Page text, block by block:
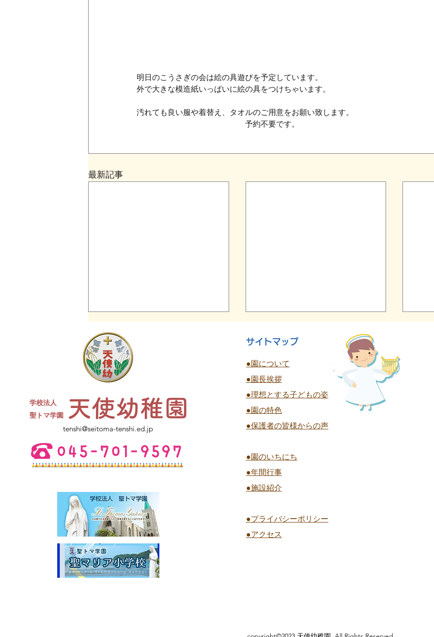
明日のこうさぎの会は絵の具遊びを予定しています。
外で大きな模造紙いっぱいに絵の具をつけちゃいます。
汚れても良い服や着替え、タオルのご用意をお願い致します。
予約不要です。
最新記事
同窓会について
現４年生対象の天使幼稚園卒園生
同窓会を開催します。 たくさん
のお友達、先生が参加予定です✨
スをご用意します。水筒、上履
き、コップをお持ちください。
い。 皆さまとお会いできること
を楽しみにしています。
夏祭り 全学年
終
天使幼稚園
学校法人
​聖トマ学園
tenshi@seitoma-tenshi.ed.jp
サイトマップ
●園について
●園長挨拶
●理想とする子どもの姿
●園の特色
●保護者の皆様からの声
●園のいちにち
●年間行事
●施設紹介
●プライバシーポリシー
●アクセス